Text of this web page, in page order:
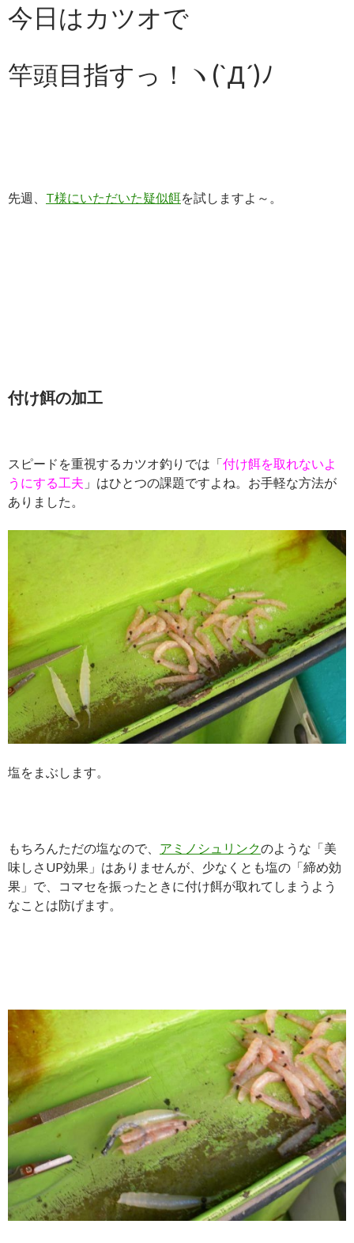
今日は カツオで
竿頭目指すっ！ヽ(`Д´)ﾉ
先週、 T様にいただいた疑似餌を試しますよ～。
付け餌の加工
スピードを重視するカツオ釣りでは「付け餌を取れないよ
うにする工夫 」はひとつの課題ですよね。お手軽な方法が
ありました。
塩をまぶします。
もちろんただの塩なので、 アミノシュリンクのような「美
味しさUP効果」はありませんが、少なくとも塩の「締め効
果」で、コマセを振ったときに付け餌が取れてしまうよう
なことは防げます。